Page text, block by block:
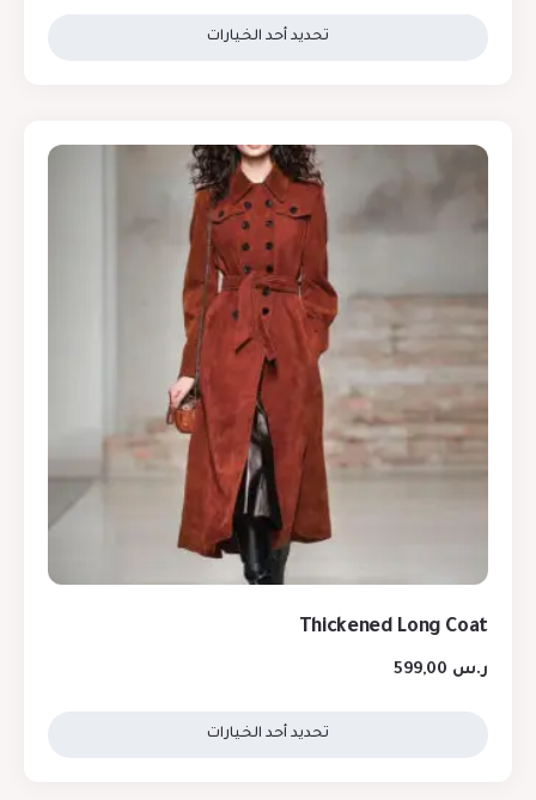
تحديد أحد الخيارات
Thickened Long Coat
ر.س
تحديد أحد الخيارات